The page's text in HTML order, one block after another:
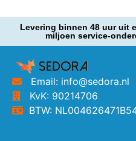
Levering binnen 48 uur uit
miljoen service-
Email: info@sedora.nl
KvK: 90214706
BTW: